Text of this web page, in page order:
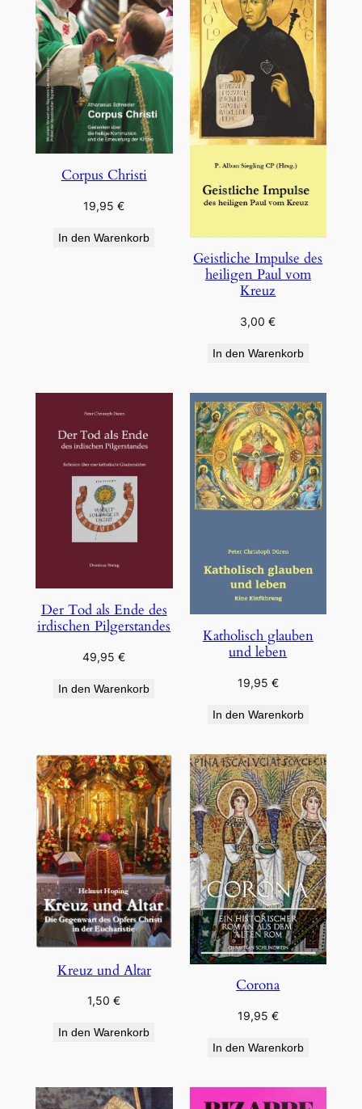
Corpus Christi
19,95€
In den Warenkorb
Geistliche Impulse des
heiligen Paul vom
Kreuz
3,00€
In den Warenkorb
Der Tod als Ende des
irdischen Pilgerstandes
49,95€
In den Warenkorb
Katholisch glauben
und leben
19,95 €
In den Warenkorb
Kreuz und Altar
1,50€
In den Warenkorb
Corona
19,95 €
In den Warenkorb